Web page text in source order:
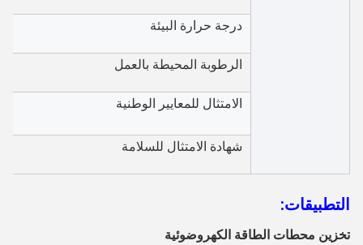
درجة حرارة البيئة
الرطوبة المحيطة بالعمل
الامتثال للمعايير الوطنية
شهادة الامتثال للسلامة
التطبيقات:
تخزين محطات الطاقة الكهروضوئية